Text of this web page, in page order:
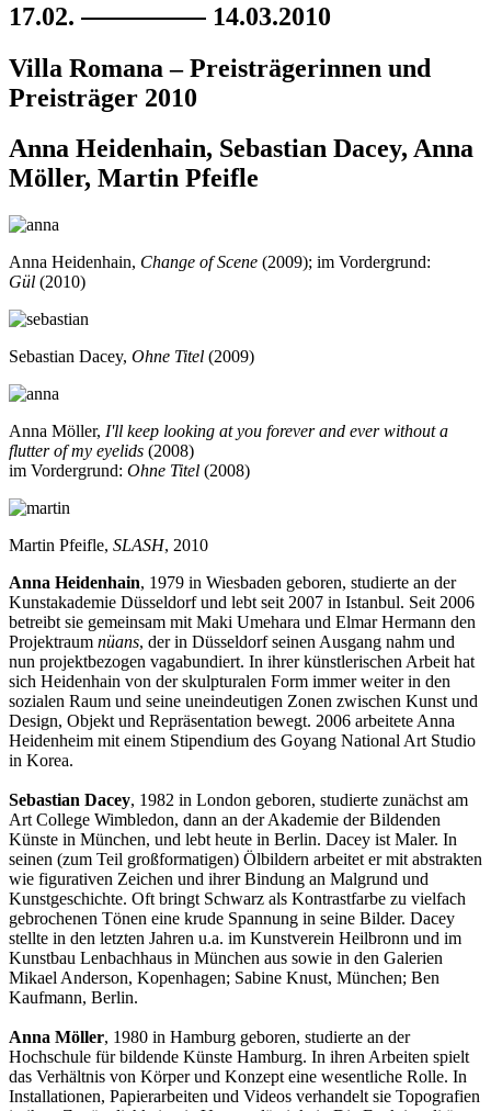
17.02.
14.03.2010
Villa Romana – Preisträgerinnen und
Preisträger 2010
Anna Heidenhain, Sebastian Dacey, Anna
Möller, Martin Pfeifle
Anna Heidenhain, Change of Scene (2009); im Vordergrund:
Gül (2010)
Sebastian Dacey, Ohne Titel (2009)
Anna Möller, I'll keep looking at you forever and ever without a
flutter of my eyelids (2008)
im Vordergrund: Ohne Titel (2008)
Martin Pfeifle, SLASH, 2010
Anna Heidenhain, 1979 in Wiesbaden geboren, studierte an der
Kunstakademie Düsseldorf und lebt seit 2007 in Istanbul. Seit 2006
betreibt sie gemeinsam mit Maki Umehara und Elmar Hermann den
Projektraum nüans, der in Düsseldorf seinen Ausgang nahm und
nun projektbezogen vagabundiert. In ihrer künstlerischen Arbeit hat
sich Heidenhain von der skulpturalen Form immer weiter in den
sozialen Raum und seine uneindeutigen Zonen zwischen Kunst und
Design, Objekt und Repräsentation bewegt. 2006 arbeitete Anna
Heidenheim mit einem Stipendium des Goyang National Art Studio
in Korea.
Sebastian Dacey, 1982 in London geboren, studierte zunächst am
Art College Wimbledon, dann an der Akademie der Bildenden
Künste in München, und lebt heute in Berlin. Dacey ist Maler. In
seinen (zum Teil großformatigen) Ölbildern arbeitet er mit abstrakten
wie figurativen Zeichen und ihrer Bindung an Malgrund und
Kunstgeschichte. Oft bringt Schwarz als Kontrastfarbe zu vielfach
gebrochenen Tönen eine krude Spannung in seine Bilder. Dacey
stellte in den letzten Jahren u.a. im Kunstverein Heilbronn und im
Kunstbau Lenbachhaus in München aus sowie in den Galerien
Mikael Anderson, Kopenhagen; Sabine Knust, München; Ben
Kaufmann, Berlin.
Anna Möller, 1980 in Hamburg geboren, studierte an der
Hochschule für bildende Künste Hamburg. In ihren Arbeiten spielt
das Verhältnis von Körper und Konzept eine wesentliche Rolle. In
Installationen, Papierarbeiten und Videos verhandelt sie Topografien